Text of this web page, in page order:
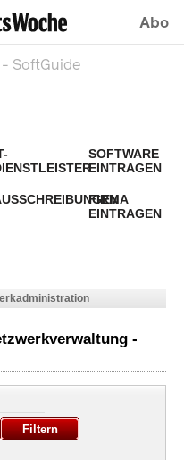
Abo
SoftGuide
SOFTWARE
EINTRAGEN
FIRMA
EINTRAGEN
-